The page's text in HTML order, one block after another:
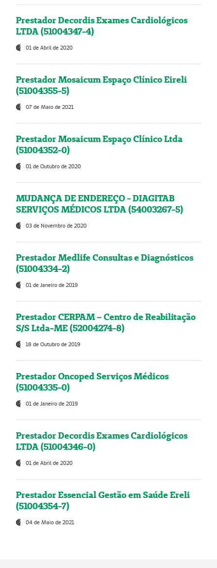
Prestador Decordis Exames Cardiológicos
LTDA (51004347-4)
01 de Abril de 2020
Prestador Mosaicum Espaço Clínico Eireli
(51004355-5)
07 de Maio de 2021
Prestador Mosaicum Espaço Clínico Ltda
(51004352-0)
01 de Outubro de 2020
MUDANÇA DE ENDEREÇO - DIAGITAB
SERVIÇOS MÉDICOS LTDA (54003267-5)
03 de Novembro de 2020
Prestador Medlife Consultas e Diagnósticos
(51004334-2)
01 de Janeiro de 2019
Prestador CERPAM – Centro de Reabilitação
S/S Ltda-ME (52004274-8)
18 de Outubro de 2019
Prestador Oncoped Serviços Médicos
(51004335-0)
01 de Janeiro de 2019
Prestador Decordis Exames Cardiológicos
LTDA (51004346-0)
01 de Abril de 2020
Prestador Essencial Gestão em Saúde Ereli
(51004354-7)
04 de Maio de 2021